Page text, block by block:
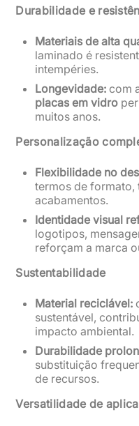
Durabilidade e
Materiais de alta
laminado é
intempéries.
Longevidade: com
placas em vidro
muitos anos.
Personalização
Flexibilidade no
termos de formato,
acabamentos.
Identidade visual
logotipos,
reforçam a marca
Sustentabilidade
Material reciclável:
sustentável,
impacto ambiental.
Durabilidade
substituição
de recursos.
Versatilidade de